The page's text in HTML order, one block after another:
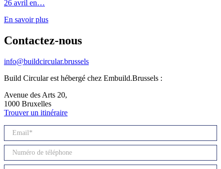
26 avril en…
En savoir plus
Contactez-nous
info@buildcircular.brussels
Build Circular est hébergé chez Embuild.Brussels :
Avenue des Arts 20,
1000 Bruxelles
Trouver un itinéraire
Contact